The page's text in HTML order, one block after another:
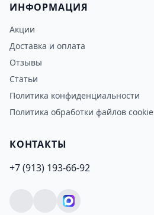
ИНФОРМАЦИЯ
Акции
Доставка и оплата
Отзывы
Статьи
Политика конфиденциальности
Политика обработки файлов cookie
КОНТАКТЫ
+7 (913) 193-66-92